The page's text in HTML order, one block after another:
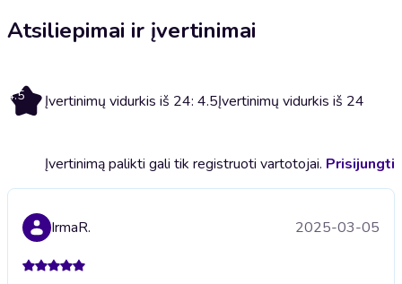
Atsiliepimai ir įvertinimai
4.5 Įvertinimų vidurkis iš 24: 4.5Įvertinimų vidurkis iš 24
Įvertinimą palikti gali tik registruoti vartotojai. Prisijungti
IrmaR. 2025-03-05